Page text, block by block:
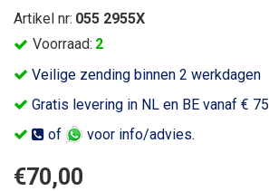
Veilige zending binnen 2 werkdagen
Gratis levering in NL en BE vanaf € 75
of
voor info/advies.
Voorraad: 2
Artikel nr: 055 2955X
€70,00